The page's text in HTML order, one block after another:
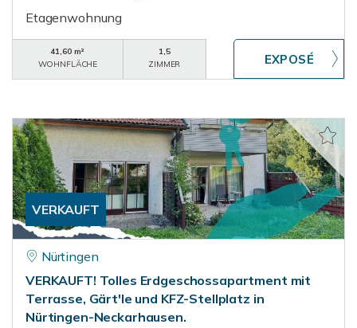
Etagenwohnung
41,60 m²
WOHNFLÄCHE
1,5
ZIMMER
VERKAUFT
Nürtingen
VERKAUFT! Tolles Erdgeschossapartment mit
Terrasse, Gärt'le und KFZ-Stellplatz in
Nürtingen-Neckarhausen.